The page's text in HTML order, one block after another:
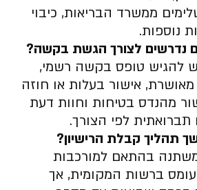
ממשרד הבריאות, כיבוי
נוספות.
נדרשים לצורך הגשת בקשה?
להגיש טופס בקשה רשמי,
אישור בעלות או חוזה
מהנדס בטיחות וחוות דעת
תברואתית לפי הצורך.
תהליך קבלת הרישיון?
בהתאם למורכבות
ברשות המקומית, אך